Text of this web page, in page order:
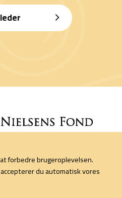
Hede Nielsens Fond og drives
Venner.
forbedre brugeroplevelsen.
du automatisk vores